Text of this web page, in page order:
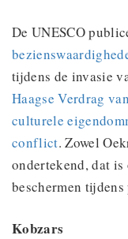
De UNESCO
tijdens de invasie
Haagse Verdrag
culturele
conflict. Zowel
ondertekend, dat
beschermen
Kobzars